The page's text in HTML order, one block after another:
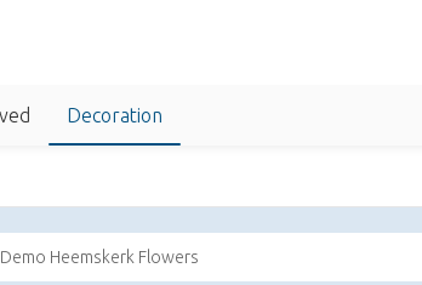
Decoration
Demo Heemskerk Flowers